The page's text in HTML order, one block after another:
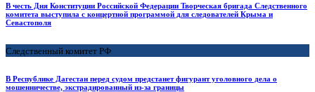
В честь Дня Конституции Российской Федерации Творческая бригада Следственного
комитета выступила с концертной программой для следователей Крыма и
Севастополя
Следственный комитет РФ
В Республике Дагестан перед судом предстанет фигурант уголовного дела о
мошенничестве, экстрадированный из-за границы